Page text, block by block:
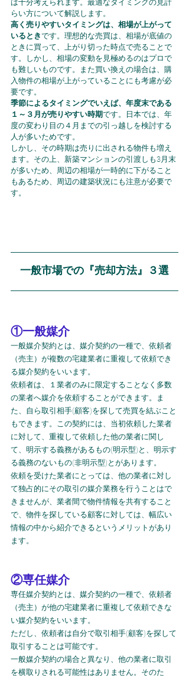
は十分考えられます。最適なタイミングの見計
らい方について解説します。
高く売りやすいタイミングは、相場が上がって
いるときです。理想的な売買は、相場が底値の
ときに買って、上がり切った時点で売ることで
す。しかし、相場の変動を見極めるのはプロで
も難しいものです。また買い換えの場合は、購
入物件の相場が上がっていることにも考慮が必
要です。
季節によるタイミングでいえば、年度末である
１～３月が売りやすい時期です。日本では、年
度の変わり目の４月までの引っ越しを検討する
人が多いためです。
しかし、その時期は売りに出される物件も増え
ます。その上、新築マンションの引渡しも3月末
が多いため、周辺の相場が一時的に下がること
もあるため、周辺の建築状況にも注意が必要で
す。
一般市場での『売却方法』３選
①一般媒介
一般媒介契約とは、媒介契約の一種で、依頼者
（売主）が複数の宅建業者に重複して依頼でき
る媒介契約をいいます。
依頼者は、１業者のみに限定することなく多数
の業者へ媒介を依頼することができます。ま
た、自ら取引相手(顧客)を探して売買を結ぶこと
もできます。この契約には、当初依頼した業者
に対して、重複して依頼した他の業者に関し
て、明示する義務があるもの(明示型)と、明示す
る義務のないもの(非明示型)とがあります。
依頼を受けた業者にとっては、他の業者に対し
て独占的にその取引の媒介業務を行うことはで
きませんが、業者間で物件情報を共有すること
で、物件を探している顧客に対しては、幅広い
情報の中から紹介できるというメリットがあり
ます。
②専任媒介
専任媒介契約とは、媒介契約の一種で、依頼者
（売主）が他の宅建業者に重複して依頼できな
い媒介契約をいいます。
ただし、依頼者は自分で取引相手(顧客)を探して
取引することは可能です。
一般媒介契約の場合と異なり、他の業者に取引
を横取りされる可能性はありません。そのた